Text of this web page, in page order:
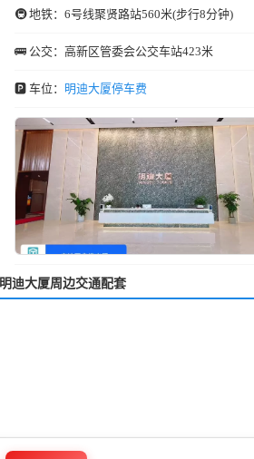
🚇 地铁：6号线聚贤路站560米(步行8分钟)
🚌 公交：高新区管委会公交车站423米
🅿️ 车位： 明迪大厦停车费
明迪大厦周边交通配套